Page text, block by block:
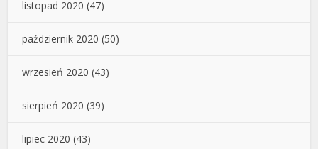
listopad 2020 (47)
październik 2020 (50)
wrzesień 2020 (43)
sierpień 2020 (39)
lipiec 2020 (43)